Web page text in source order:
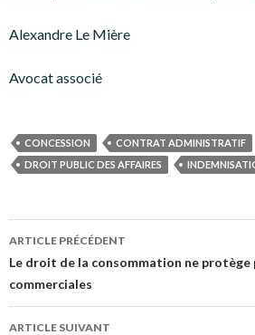
Alexandre Le Mière
Avocat associé
CONCESSION
CONTRAT ADMINISTRATIF
DROIT PUBLIC DES AFFAIRES
Navigation
des
articles
ARTICLE PRÉCÉDENT
Le droit de la consommation ne protège
commerciales
ARTICLE SUIVANT